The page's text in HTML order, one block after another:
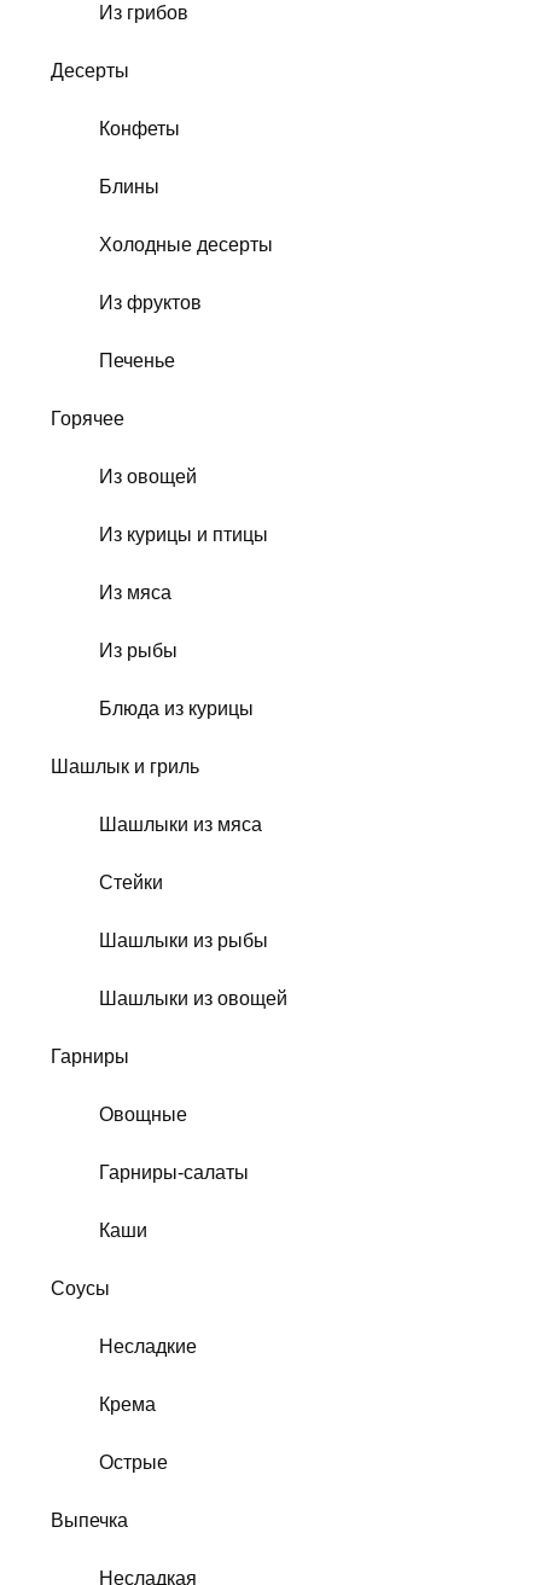
Из грибов
Десерты
Конфеты
Блины
Холодные десерты
Из фруктов
Печенье
Горячее
Из овощей
Из курицы и птицы
Из мяса
Из рыбы
Блюда из курицы
Шашлык и гриль
Шашлыки из мяса
Стейки
Шашлыки из рыбы
Шашлыки из овощей
Гарниры
Овощные
Гарниры-салаты
Каши
Соусы
Несладкие
Крема
Острые
Выпечка
Несладкая